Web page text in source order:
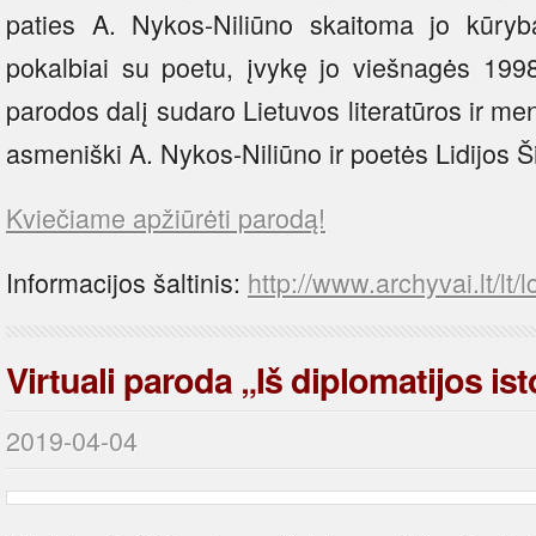
paties A. Nykos-Niliūno skaitoma jo
pokalbiai su poetu, įvykę jo viešnagės
parodos dalį sudaro Lietuvos literatūros ir
asmeniški A. Nykos-Niliūno ir poetės Lidijos
Kviečiame apžiūrėti parodą!
Informacijos šaltinis: http://www.archyvai.lt/lt/
Virtuali paroda „Iš diplomatijos
2019-04-04